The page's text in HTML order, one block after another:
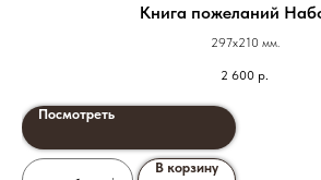
Книга пожеланий
297х210 мм.
2 600 р.
Посмотреть
В корзину